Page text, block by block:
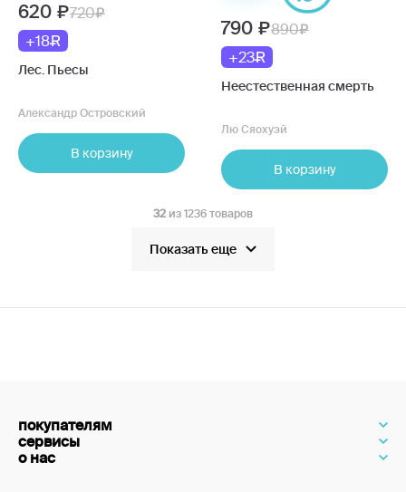
620
720
+18
Лес. Пьесы
Александр Островский
В корзину
790
890
+23
Неестественная смерть
Лю Сяохуэй
В корзину
32 из 1236 товаров
Показать еще
покупателям
сервисы
о нас